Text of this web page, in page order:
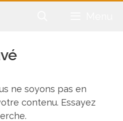
ne soyons pas en
contenu. Essayez